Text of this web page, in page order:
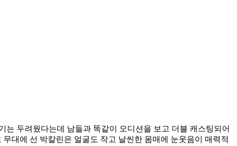
는 두려웠다는데 남들과 똑같이 오디션을 보고 더블 캐스팅되어
대에 선 박칼린은 얼굴도 작고 날씬한 몸매에 눈웃음이 매력적